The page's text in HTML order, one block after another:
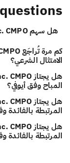
هل سهم CompoSecure, Inc. CMPO حلال للاستثمار؟
الامتثال الشرعي؟
المباح وفق أيوفي؟
المرتبطة بالفائدة
المرتبطة بالفائدة